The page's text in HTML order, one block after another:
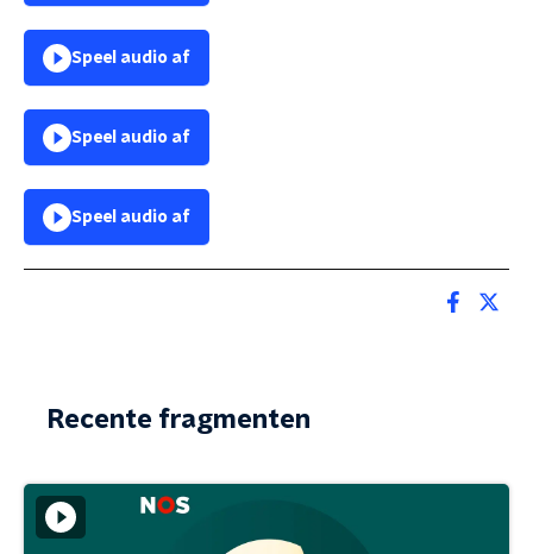
Speel audio af
Speel audio af
Speel audio af
Recente fragmenten